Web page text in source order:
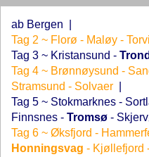
ab Bergen
Tag 2 ~ Florø - Maløy -
Tag 3 ~ Kristansund -
Tag 4 ~ Brønnøysund -
Stramsund - Solvaer
Tag 5 ~ Stokmarknes -
Finnsnes - Tromsø -
Tag 6 ~ Øksfjord -
Honningsvag - Kjøllefjord